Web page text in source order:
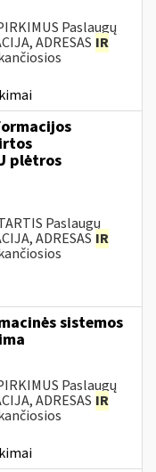
Paslaugų
ADRESAS IR
plėtros
Paslaugų
ADRESAS IR
sistemos
Paslaugų
ADRESAS IR